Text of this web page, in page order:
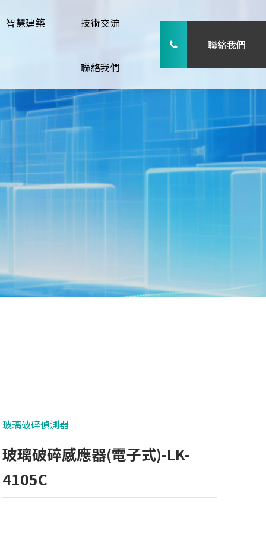
智慧建築 技術交流
聯絡我們
聯絡我們
玻璃破碎偵測器
玻璃破碎感應器(電子式)-LK-
4105C